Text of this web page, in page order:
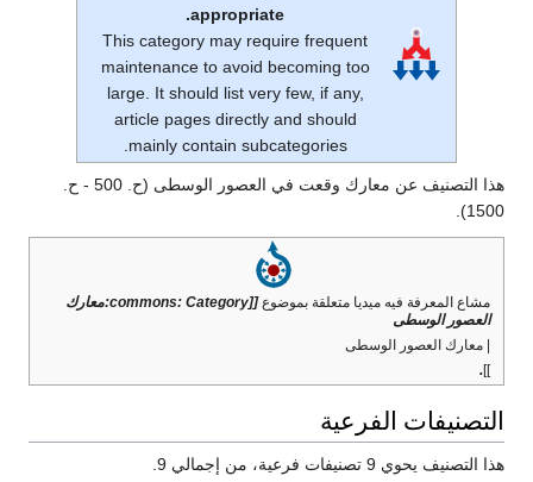
appropriate.
This category may require frequent
maintenance to avoid becoming too
large. It should list very few, if any,
article pages directly and should
mainly contain subcategories.
هذا التصنيف عن معارك وقعت في العصور الوسطى (ح. 500 - ح.
1500).
مشاع المعرفة فيه ميديا متعلقة بموضوع
[[commons: Category:معارك
العصور الوسطى
| معارك العصور الوسطى
]]
.
التصنيفات الفرعية
هذا التصنيف يحوي 9 تصنيفات فرعية، من إجمالي 9.